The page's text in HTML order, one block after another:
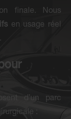
finale. Nous
en usage réel
d’un parc
: